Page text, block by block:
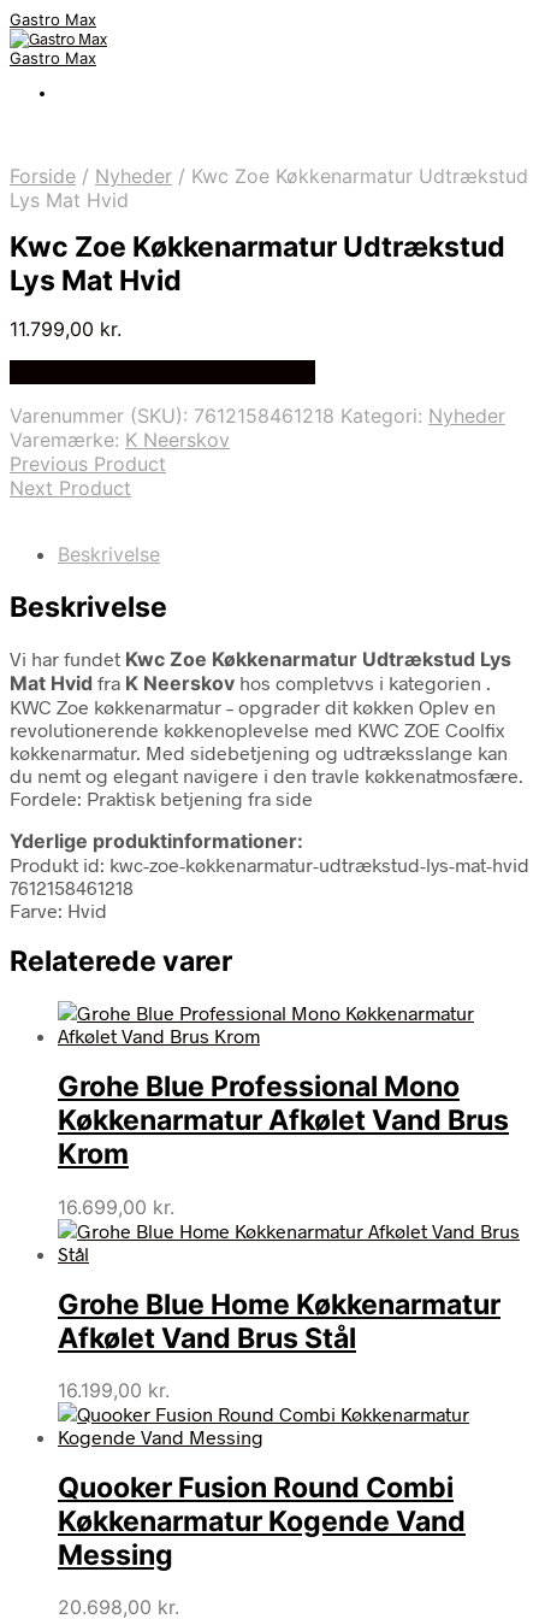
Gastro Max
Gastro Max
Forside / Nyheder / Kwc Zoe Køkkenarmatur Udtrækstud
Lys Mat Hvid
Kwc Zoe Køkkenarmatur Udtrækstud
Lys Mat Hvid
11.799,00 kr.
Varenummer (SKU): 7612158461218 Kategori: Nyheder
Varemærke: K Neerskov
Previous Product
Next Product
Beskrivelse
Beskrivelse
Vi har fundet Kwc Zoe Køkkenarmatur Udtrækstud Lys
Mat Hvid fra K Neerskov hos completvvs i kategorien .
KWC Zoe køkkenarmatur – opgrader dit køkken Oplev en
revolutionerende køkkenoplevelse med KWC ZOE Coolfix
køkkenarmatur. Med sidebetjening og udtræksslange kan
du nemt og elegant navigere i den travle køkkenatmosfære.
Fordele: Praktisk betjening fra side
Yderlige produktinformationer:
Produkt id: kwc-zoe-køkkenarmatur-udtrækstud-lys-mat-hvid
7612158461218
Farve: Hvid
Relaterede varer
Grohe Blue Professional Mono
Køkkenarmatur Afkølet Vand Brus
Krom
16.699,00 kr.
Grohe Blue Home Køkkenarmatur
Afkølet Vand Brus Stål
16.199,00 kr.
Quooker Fusion Round Combi
Køkkenarmatur Kogende Vand
Messing
20.698,00 kr.